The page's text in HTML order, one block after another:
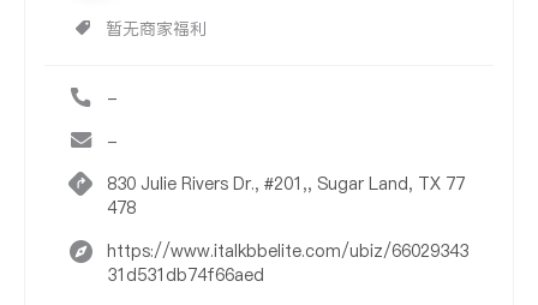
暂无商家福利
-
-
830 Julie Rivers Dr., #201,, Sugar Land, TX 77
478
https://www.italkbbelite.com/ubiz/66029343
31d531db74f66aed